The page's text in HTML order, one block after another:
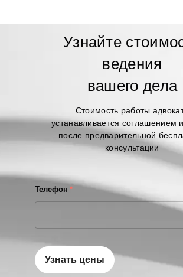
Узнайте
ведения
вашего дела
Стоимость работы
устанавливается соглашением
после предварительной
консультации
Телефон *
Узнать цены